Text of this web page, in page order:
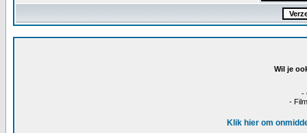
Wil je
-
-
Klik hier om